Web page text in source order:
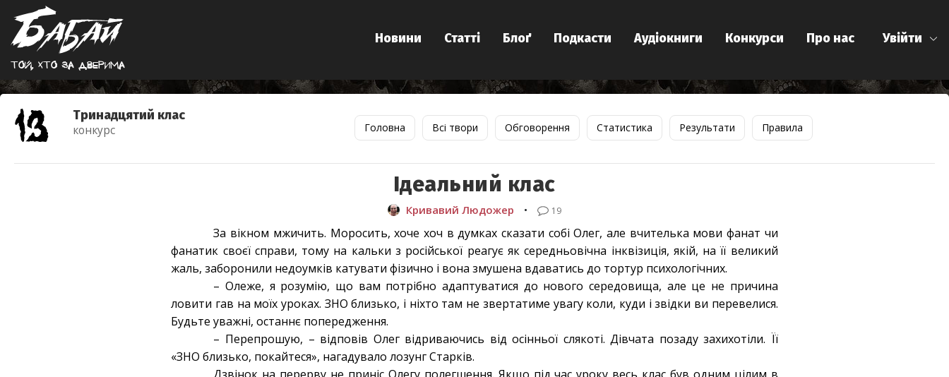
Той, хто за дверима
Увійти
Новини Статті Блоґ Подкасти Аудіокниги Конкурси Про нас
Тринадцятий клас
конкурс Головна Всі твори Обговорення Статистика Результати Правила
Ідеальний клас
Кривавий Людожер • 19
За вікном мжичить. Моросить, хоче хоч в думках сказати собі Олег, але вчителька мови фанат чи
фанатик своєї справи, тому на кальки з російської реагує як середньовічна інквізиція, якій, на її великий
жаль, заборонили недоумків катувати фізично і вона змушена вдаватись до тортур психологічних.
– Олеже, я розумію, що вам потрібно адаптуватися до нового середовища, але це не причина
ловити гав на моїх уроках. ЗНО близько, і ніхто там не звертатиме увагу коли, куди і звідки ви перевелися.
Будьте уважні, останнє попередження.
– Перепрошую, – відповів Олег відриваючись від осінньої слякоті. Дівчата позаду захихотіли. Її
«ЗНО близько, покайтеся», нагадувало лозунг Старків.